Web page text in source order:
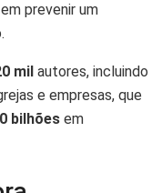
prevenir um
mil autores, incluindo
e empresas, que
bilhões em